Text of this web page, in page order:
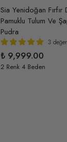
Sia Yenidoğan Fırfır
Pamuklu Tulum Ve
Pudra
3
₺ 9,999.00
2 Renk 4 Beden